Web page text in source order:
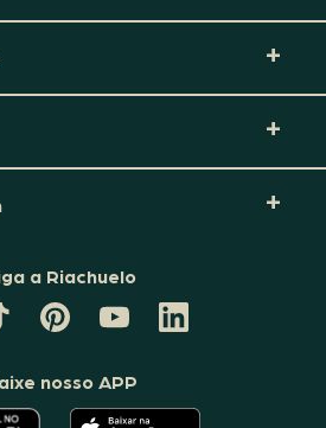
a Riachuelo
PINTEREST
DA
CANAL
DA
RIACHUELO
LINKEDIN
DA
nosso APP
O